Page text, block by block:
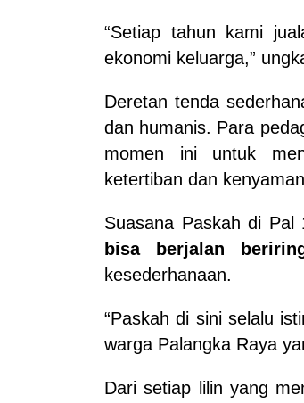
“Setiap tahun kami
ekonomi keluarga,”
Deretan tenda
dan humanis. Para
momen ini untuk
ketertiban dan
Suasana Paskah di Pal
bisa berjalan
kesederhanaan.
“Paskah di sini selalu
warga Palangka Raya
Dari setiap lilin yang